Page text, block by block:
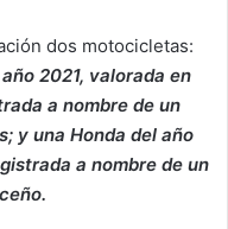
dos motocicletas:
2021, valorada en
a nombre de un
y una Honda del año
a nombre de un